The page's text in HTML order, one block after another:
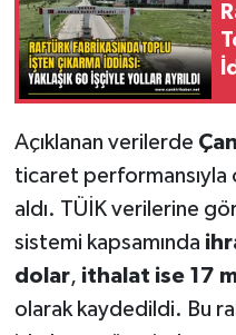
Açıklanan verilerde
ticaret performansıyla
aldı. TÜİK verilerine
sistemi kapsamında
dolar, ithalat ise 17
olarak kaydedildi. Bu